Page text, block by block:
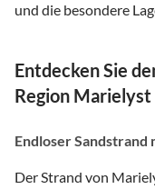
und die besondere
Entdecken Sie
Region Marielyst
Endloser
Der Strand von